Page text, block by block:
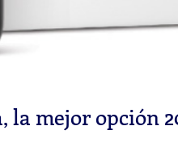
mejor opción